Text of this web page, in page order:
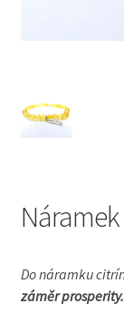
Donáramku
záměr prosperity.